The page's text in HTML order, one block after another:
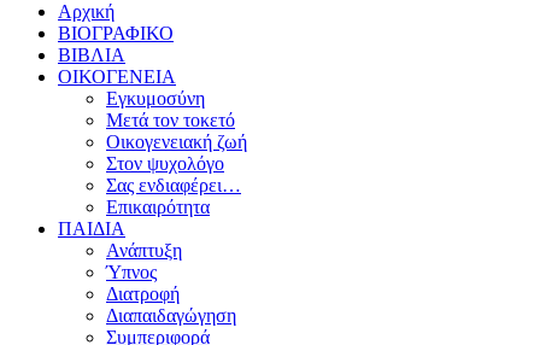
Αρχική
ΒΙΟΓΡΑΦΙΚΟ
ΒΙΒΛΙΑ
ΟΙΚΟΓΕΝΕΙΑ
Εγκυμοσύνη
Μετά τον τοκετό
Οικογενειακή ζωή
Στον ψυχολόγο
Σας ενδιαφέρει…
Επικαιρότητα
ΠΑΙΔΙΑ
Ανάπτυξη
Ύπνος
Διατροφή
Διαπαιδαγώγηση
Συμπεριφορά